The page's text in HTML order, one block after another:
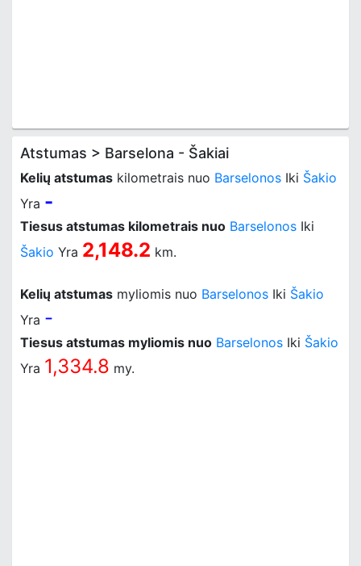
Atstumas > Barselona - Šakiai
Kelių atstumas kilometrais nuo Barselonos Iki Šakio
Yra -
Tiesus atstumas kilometrais nuo Barselonos Iki
Šakio Yra 2,148.2 km.
Kelių atstumas myliomis nuo Barselonos Iki Šakio
Yra -
Tiesus atstumas myliomis nuo Barselonos Iki Šakio
Yra 1,334.8 my.